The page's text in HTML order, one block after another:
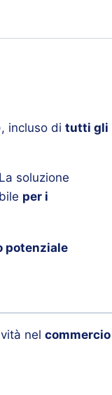
incluso di tutti gli
soluzione
per i
potenziale
nel commercio